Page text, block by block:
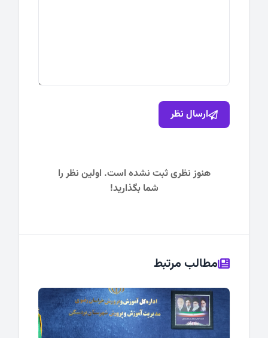
ارسال نظر
هنوز نظری ثبت نشده است. اولین نظر را
شما بگذارید!
مطالب مرتبط